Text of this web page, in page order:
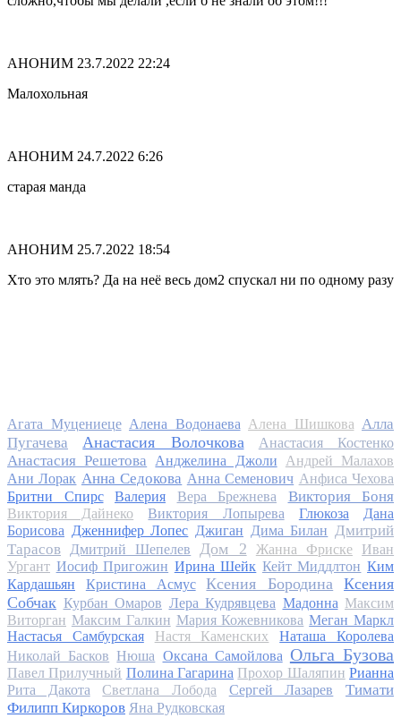
АНОНИМ 23.7.2022 22:24
Малохольная
АНОНИМ 24.7.2022 6:26
старая манда
АНОНИМ 25.7.2022 18:54
Хто это млять? Да на неё весь дом2 спускал ни по одному разу
Агата Муцениеце Алена Водонаева Алена Шишкова Алла
Пугачева
Анастасия Волочкова Анастасия Костенко
Анастасия Решетова Анджелина Джоли
Андрей Малахов
Ани Лорак Анна Седокова Анна Семенович Анфиса Чехова
Бритни Спирс
Валерия Вера Брежнева Виктория Боня
Виктория Дайнеко Виктория Лопырева Глюкоза
Дана
Борисова Дженнифер Лопес Джиган Дима Билан Дмитрий
Тарасов
Дмитрий Шепелев Дом 2 Жанна Фриске
Иван
Ургант Иосиф Пригожин Ирина Шейк Кейт Миддлтон Ким
Кардашьян
Кристина Асмус Ксения Бородина
Ксения
Собчак Курбан Омаров Лера Кудрявцева Мадонна Максим
Виторган Максим Галкин Мария Кожевникова Меган Маркл
Настасья Самбурская
Настя Каменских
Наташа Королева
Николай Басков Нюша Оксана Самойлова Ольга Бузова
Павел Прилучный Полина Гагарина Прохор Шаляпин Рианна
Рита Дакота
Светлана Лобода Сергей Лазарев
Тимати
Филипп Киркоров Яна Рудковская